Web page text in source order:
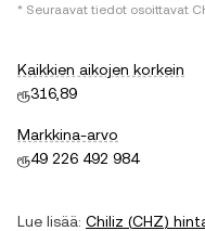
* Seuraavat tiedot osoittavat
Kaikkien aikojen korkein
ரூ316,89
Markkina-arvo
ரூ49 226 492 984
Lue lisää: Chiliz (CHZ)